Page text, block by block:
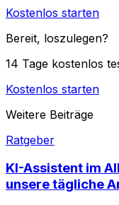
Kostenlos starten
Bereit, loszulegen?
14 Tage kostenlos
Kostenlos starten
Weitere Beiträge
Ratgeber
KI-Assistent im
unsere tägliche